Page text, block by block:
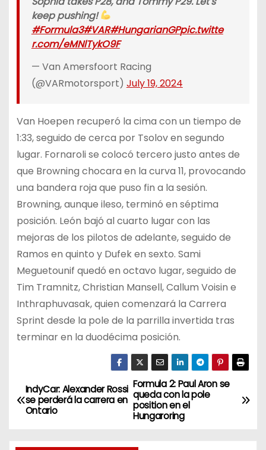
keep pushing!
#Formula3#VAR#HungarianGPpic.twitte
r.com/eMNlTykO9F
— Van Amersfoort Racing
(@VARmotorsport) July 19, 2024
Van Hoepen recuperó la cima con un tiempo de
1:33, seguido de cerca por Tsolov en segundo
lugar. Fornaroli se colocó tercero justo antes de
que Browning chocara en la curva 11, provocando
una bandera roja que puso fin a la sesión.
Browning, aunque ileso, terminó en séptima
posición. León bajó al cuarto lugar con las
mejoras de los pilotos de adelante, seguido de
Ramos en quinto y Dufek en sexto. Sami
Meguetounif quedó en octavo lugar, seguido de
Tim Tramnitz, Christian Mansell, Callum Voisin e
Inthraphuvasak, quien comenzará la Carrera
Sprint desde la pole de la parrilla invertida tras
terminar en la duodécima posición.
N
a
Formula 2: Paul Aron se
queda con la pole
position en el
Hungaroring
IndyCar: Alexander Rossi
se perderá la carrera en
Ontario